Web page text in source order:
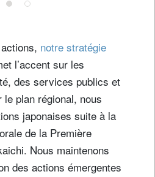
notre stratégie
l’accent sur les
des services publics et
plan régional, nous
japonaises suite à la
de la Première
Nous maintenons
des actions émergentes
ou citoyen des Etats-Unis
utilisées conformément à
.
s'inscrire